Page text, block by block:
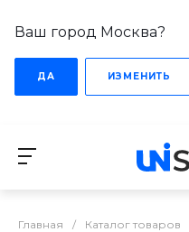
Ваш город Москва?
ДА ИЗМЕНИТЬ
Главная / Каталог товаров